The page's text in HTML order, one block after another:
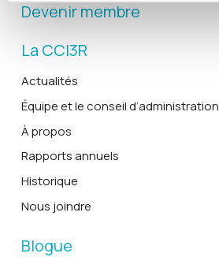
Devenir membre
La CCI3R
Actualités
Équipe et le conseil d’administration
À propos
Rapports annuels
Historique
Nous joindre
Blogue